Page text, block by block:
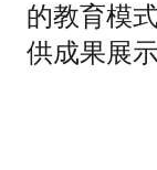
的教育模
供成果展